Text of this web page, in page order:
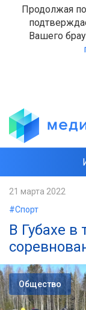
Продолжая
Вашего
21 марта 2022
#Спорт
В Губахе
Общество